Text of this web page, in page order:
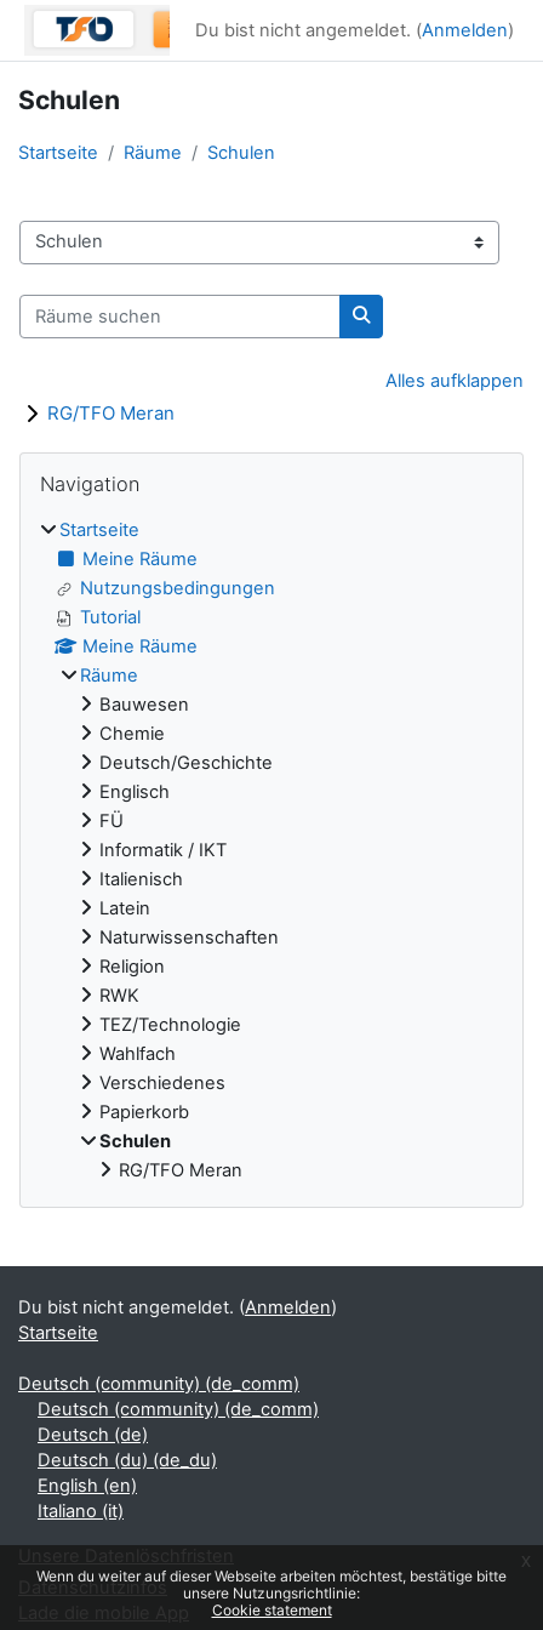
Zum Hauptinhalt
Wenn du weiter auf dieser Webseite arbeiten möchtest, bestätige bitte
unsere Nutzungsrichtlinie:
Cookie statement
x
Du bist nicht angemeldet. (Anmelden)
Schulen
Startseite Räume Schulen
Raumbereiche
Räume suchen
Räume suchen
Alles aufklappen
RG/TFO Meran
Blöcke
Navigation
Startseite
Meine Räume
Nutzungsbedingungen
Tutorial
Meine Räume
Räume
Bauwesen
Chemie
Deutsch/Geschichte
Englisch
FÜ
Informatik / IKT
Italienisch
Latein
Naturwissenschaften
Religion
RWK
TEZ/Technologie
Wahlfach
Verschiedenes
Papierkorb
Schulen
RG/TFO Meran
Ergänzungsblöcke
Du bist nicht angemeldet. (Anmelden)
Startseite
Deutsch (community) ‎(de_comm)‎
Deutsch (community) ‎(de_comm)‎
Deutsch ‎(de)‎
Deutsch (du) ‎(de_du)‎
English ‎(en)‎
Italiano ‎(it)‎
Datenschutzinfos